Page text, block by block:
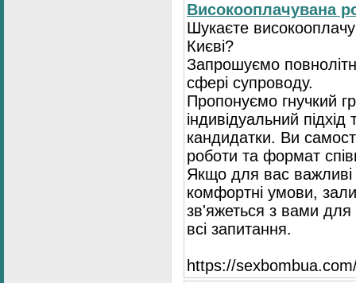
Високооплачувана
Шукаєте
Києві?
Запрошуємо
сфері супроводу.
Пропонуємо гнучкий
індивідуальний
кандидатки. Ви
роботи та формат
Якщо для вас важливі
комфортні умови,
зв'яжеться з вами для
всі запитання.
https://